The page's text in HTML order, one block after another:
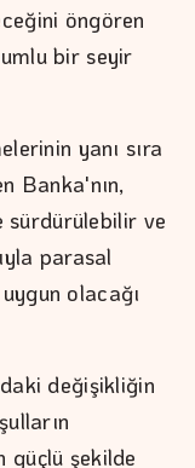
öngören
bir seyir
yanı sıra
Banka'nın,
sürdürülebilir ve
parasal
olacağı
değişikliğin
güçlü şekilde